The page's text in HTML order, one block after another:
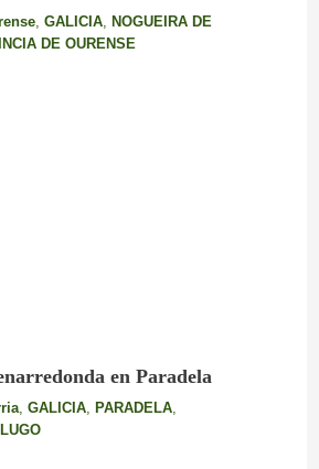
, GALICIA, NOGUEIRA DE
DE OURENSE
en Paradela
, GALICIA, PARADELA,